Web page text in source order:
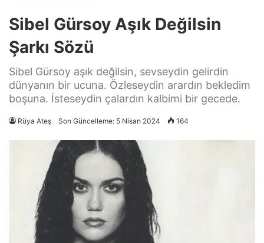
Sibel Gürsoy Aşık Değilsin
Şarkı Sözü
Sibel Gürsoy aşık değilsin, sevseydin gelirdin
dünyanın bir ucuna. Özleseydin arardın bekledim
boşuna. İsteseydin çalardın kalbimi bir gecede.
Rüya Ateş Son Güncelleme: 5 Nisan 2024 164